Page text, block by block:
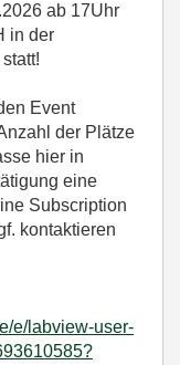
ab 17Uhr
in der
Event
der Plätze
hier in
eine
Subscription
kontaktieren
e/labview-user-